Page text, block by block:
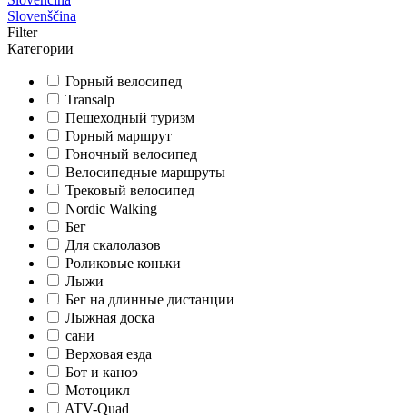
Slovenščina
Filter
Категории
Горный велосипед
Transalp
Пешеходный туризм
Горный маршрут
Гоночный велосипед
Велосипедные маршруты
Трековый велосипед
Nordic Walking
Бег
Для скалолазов
Роликовые коньки
Лыжи
Бег на длинные дистанции
Лыжная доска
сани
Верховая езда
Бот и каноэ
Мотоцикл
ATV-Quad